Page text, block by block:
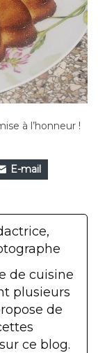
à l’honneur !
E-mail
de cuisine
plusieurs
de
ce blog.